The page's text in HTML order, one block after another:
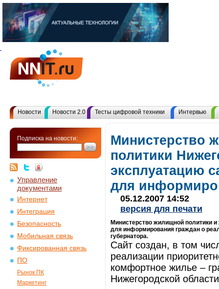
Новости Новости 2.0 Тесты цифровой техники Интервью
Подписка на новости:
Управление
документами
Интернет
Интеграция
Безопасность
Мобильная связь
Фиксированная связь
ПО
Рынок ПК
Маркетинг
Министерство
политики
эксплуатацию
для
05.12.2007 14:52
версия для печати
Министерство жилищной политики
для информирования граждан о
губернатора.
Сайт создан, в том
реализации
комфортное жилье –
Нижегородской